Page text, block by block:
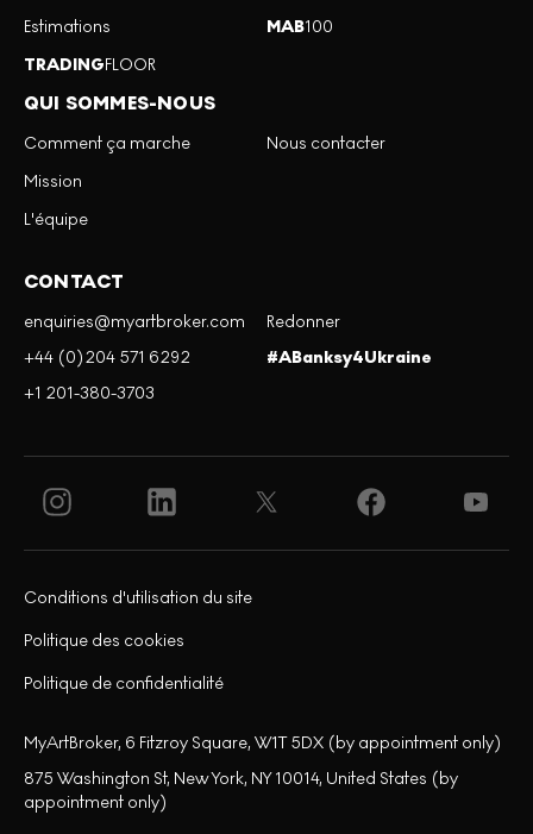
Estimations
TRADINGFLOOR
MAB100
QUI SOMMES-NOUS
Comment ça marche
Mission
L'équipe
Nous contacter
CONTACT
enquiries@myartbroker.com
+44 (0)204 571 6292
+1 201-380-3703
Redonner
#ABanksy4Ukraine
Politique de confidentialité
Politique des cookies
Conditions d'utilisation du site
MyArtBroker, 6 Fitzroy Square, W1T 5DX (by appointment only)
875 Washington St, New York, NY 10014, United States (by
appointment only)